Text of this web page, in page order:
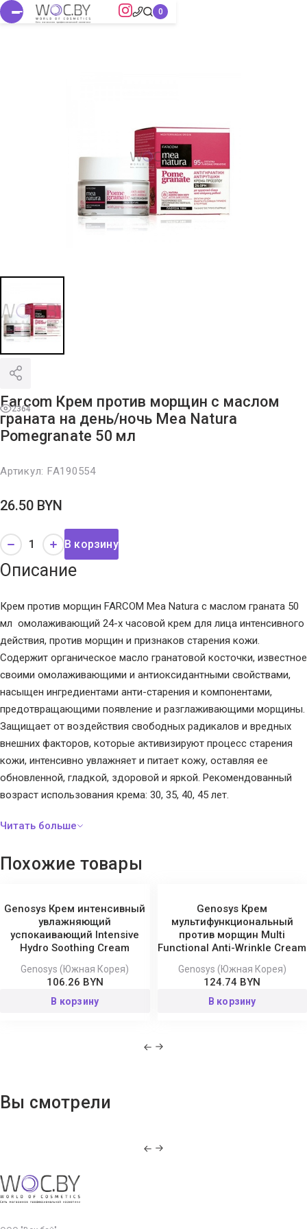
2364
Farcom Крем против морщин с маслом
граната на день/ночь Mea Natura
Pomegranate 50 мл
Артикул: FA190554
26.50 BYN
В корзину
Описание
Крем против морщин FARCOM Mea Natura с маслом граната 50
мл омолаживающий 24-х часовой крем для лица интенсивного
действия, против морщин и признаков старения кожи.
Содержит органическое масло гранатовой косточки, известное
своими омолаживающими и антиоксидантными свойствами,
насыщен ингредиентами анти-старения и компонентами,
предотвращающими появление и разглаживающими морщины.
Защищает от воздействия свободных радикалов и вредных
внешних факторов, которые активизируют процесс старения
кожи, интенсивно увлажняет и питает кожу, оставляя ее
обновленной, гладкой, здоровой и яркой. Рекомендованный
возраст использования крема: 30, 35, 40, 45 лет.
Похожие товары
Genosys Крем интенсивный
увлажняющий
успокаивающий Intensive
Hydro Soothing Cream
Genosys (Южная Корея)
106.26 BYN
В корзину
Genosys Крем
мультифункциональный
против морщин Multi
Functional Anti-Wrinkle Cream
Genosys (Южная Корея)
124.74 BYN
В корзину
Вы смотрели